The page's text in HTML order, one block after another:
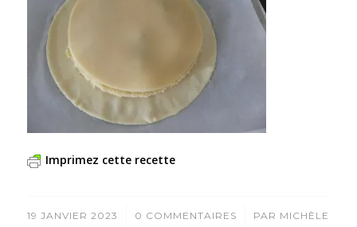
Imprimez cette recette
19 JANVIER 2023
/ 0 COMMENTAIRES
/ PAR MICHÈLE